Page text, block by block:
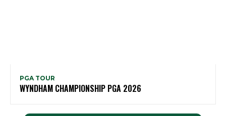
PGA TOUR
WYNDHAM CHAMPIONSHIP PGA 2026